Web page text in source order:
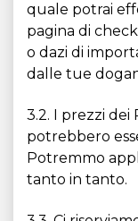
quale potrai
pagina di
o dazi di
dalle tue
3.2. I prezzi
potrebbero
Potremmo
tanto in tanto.